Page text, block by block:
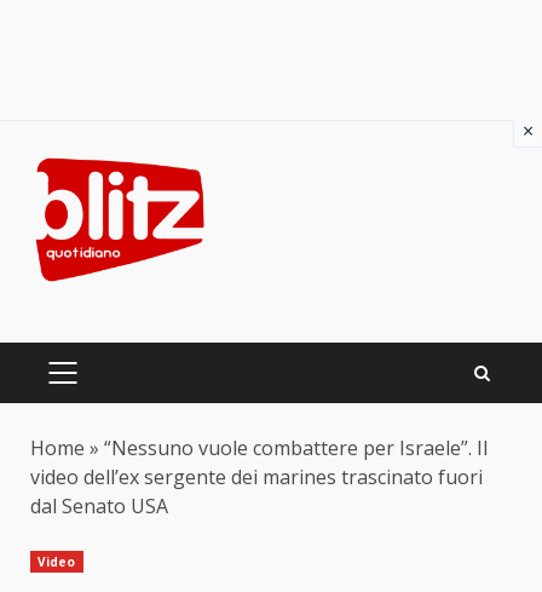
content
PRIMARY
Home » “Nessuno vuole combattere per Israele”. Il
video dell’ex sergente dei marines trascinato fuori
dal Senato USA
Video
×